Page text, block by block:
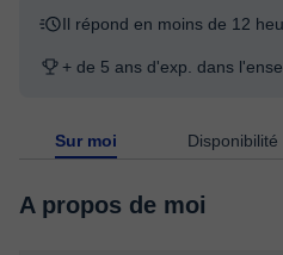
Il répond en moins de 12
+ de 5 ans d'exp. dans
Sur moi Disponibilité
A propos de moi